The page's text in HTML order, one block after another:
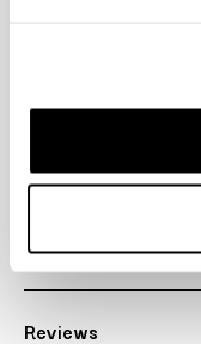
Over ons
Reviews